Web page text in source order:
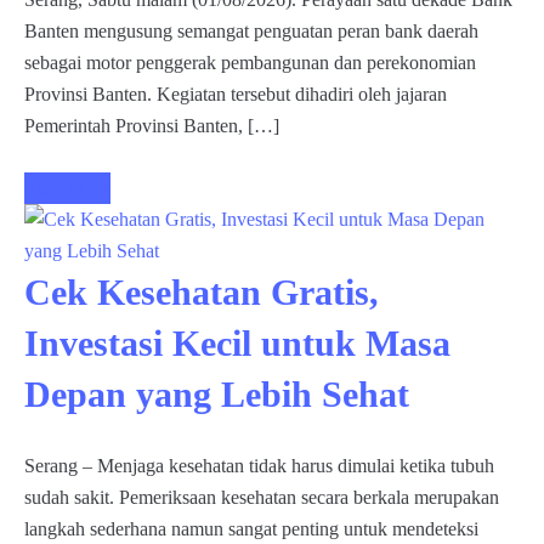
Banten mengusung semangat penguatan peran bank daerah
sebagai motor penggerak pembangunan dan perekonomian
Provinsi Banten. Kegiatan tersebut dihadiri oleh jajaran
Pemerintah Provinsi Banten, […]
Cek Kesehatan Gratis,
Investasi Kecil untuk Masa
Depan yang Lebih Sehat
Serang – Menjaga kesehatan tidak harus dimulai ketika tubuh
sudah sakit. Pemeriksaan kesehatan secara berkala merupakan
langkah sederhana namun sangat penting untuk mendeteksi